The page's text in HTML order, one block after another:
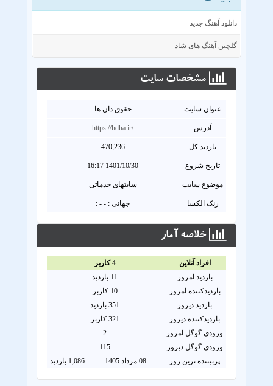
دانلود آهنگ جدید
گلچین آهنگ های شاد
مشخصات سايت
عنوان سايت حقوق دان ها
آدرس https://hdha.ir/
بازدید کل 470,236
تاریخ شروع 1401/10/30 16:17
موضوع سایت سایتهای خدماتی
رنک الکسا جهانی : - - :
خلاصه آمار
افراد آنلاين 4کاربر
بازدید امروز
11 بازدید
بازدیدکننده امروز
10 کاربر
بازدید دیروز
351 بازدید
بازدیدکننده دیروز
321 کاربر
ورودی گوگل امروز
2
ورودی گوگل دیروز
115
پربیننده ترین روز
08 مرداد 1405 1,086 بازدید